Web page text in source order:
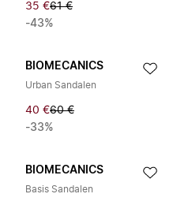
35 €61 €
-43%
BIOMECANICS
Urban Sandalen
40 €60 €
-33%
BIOMECANICS
Basis Sandalen